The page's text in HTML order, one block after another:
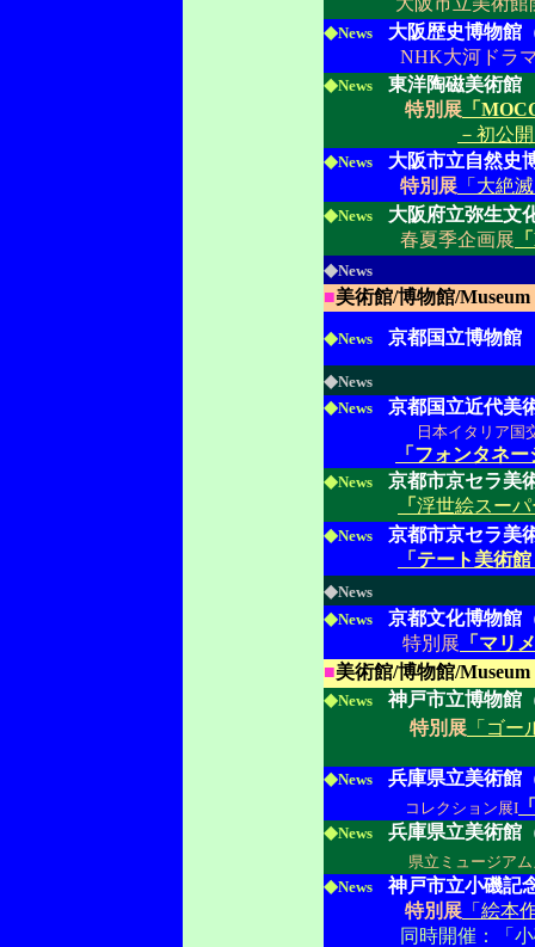
◆News 大阪歴史博物館
NHK大河ドラ
◆News 東洋陶磁美術館
特別展 「
－初公
◆News
大阪市立自然史
特別展 「大絶
◆News
大阪府立弥生文
春夏季企画展
◆News
■美術館/博物館/Museum
◆News 京都国立博物館
◆News
◆News 京都国立近代美
日本イタリア国
「フォンタネ
◆News
京都市京セラ美
「 浮世絵スー
◆News
京都市京セラ美
「テート美術
◆News
◆News 京都文化博物館
特別展 「マリ
■美術館/博物館/Museum
◆News 神戸市立博物館
特別展 「ゴ
◆News 兵庫県立美術館
コレクション展I
◆News 兵庫県立美術館
県立ミュージア
◆News
神戸市立小磯記
特別展 「絵本
同時開催：「